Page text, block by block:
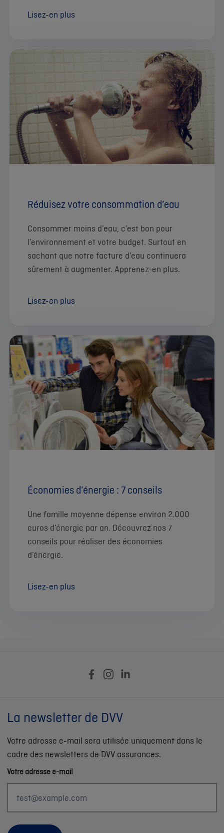
Lisez-en plus
Réduisez votre consommation d’eau
Consommer moins d’eau, c’est bon pour
l’environnement et votre budget. Surtout en
sachant que notre facture d’eau continuera
sûrement à augmenter. Apprenez-en plus.
Lisez-en plus
Économies d’énergie : 7 conseils
Une famille moyenne dépense environ 2.000
euros d’énergie par an. Découvrez nos 7
conseils pour réaliser des économies
d’énergie.
Lisez-en plus
La newsletter de DVV
Votre adresse e-mail sera utilisée uniquement dans le
cadre des newsletters de DVV assurances.
Votre adresse e-mail